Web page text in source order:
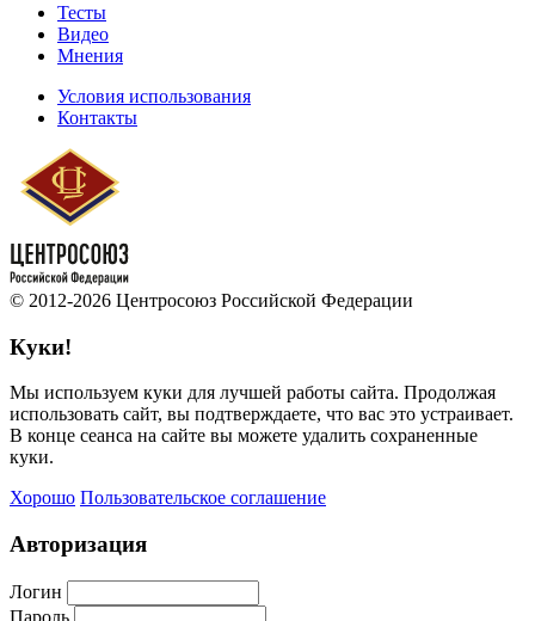
Тесты
Видео
Мнения
Условия использования
Контакты
© 2012-2026 Центросоюз Российской Федерации
Куки!
Мы используем куки для лучшей работы сайта. Продолжая
использовать сайт, вы подтверждаете, что вас это устраивает.
В конце сеанса на сайте вы можете удалить сохраненные
куки.
Хорошо Пользовательское соглашение
Авторизация
Логин
Пароль